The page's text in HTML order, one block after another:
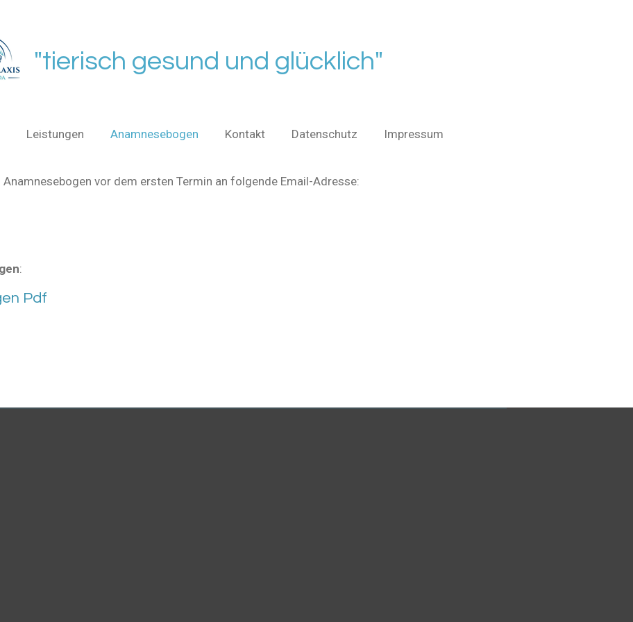
"tierisch gesund und glücklich"
Leistungen Anamnesebogen Kontakt Datenschutz Impressum
vor dem ersten Termin an folgende Email-Adresse:
:
Pdf